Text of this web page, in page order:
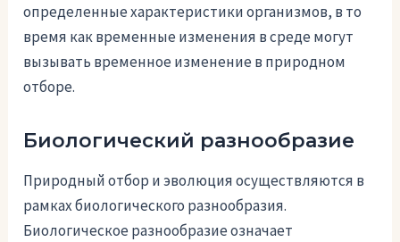
определенные характеристики организмов, в то
время как временные изменения в среде могут
вызывать временное изменение в природном
отборе.
Биологический разнообразие
Природный отбор и эволюция осуществляются в
рамках биологического разнообразия.
Биологическое разнообразие означает